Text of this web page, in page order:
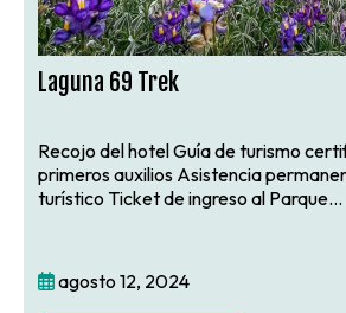
Laguna 69 Trek
Recojo del hotel Guía de turismo
primeros auxilios Asistencia
turístico Ticket de ingreso al Parque...
agosto 12, 2024